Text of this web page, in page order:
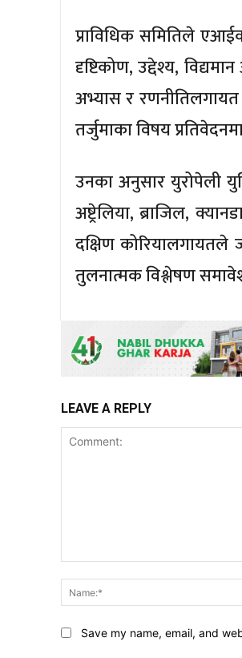
प्राविधिक समितिले
दृष्टिकोण, उद्देश्य,
अभ्यास र रणनीतिलगायत
तर्जुमाका विषय
उनका अनुसार युरोपेली
अष्ट्रेलिया, ब्राजिल,
दक्षिण कोरियालगायतले
तुलनात्मक विश्लेषण
LEAVE A REPLY
Save my name, email, and